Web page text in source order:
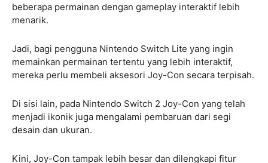
beberapa permainan dengan gameplay interaktif lebih
menarik.
Jadi, bagi pengguna Nintendo Switch Lite yang ingin
memainkan permainan tertentu yang lebih interaktif,
mereka perlu membeli aksesori Joy-Con secara terpisah.
Di sisi lain, pada Nintendo Switch 2 Joy-Con yang telah
menjadi ikonik juga mengalami pembaruan dari segi
desain dan ukuran.
Kini, Joy-Con tampak lebih besar dan dilengkapi fitur